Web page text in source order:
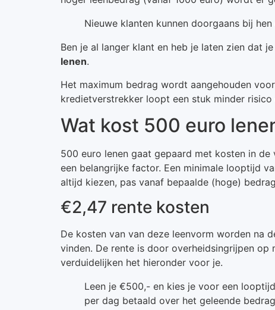
Nieuwe klanten kunnen doorgaans bij
Ben je al langer klant en heb je laten zien dat
lenen.
Het maximum bedrag wordt aangehouden
kredietverstrekker loopt een stuk minder
Wat kost 500 euro
500 euro lenen gaat gepaard met kosten in
een belangrijke factor. Een minimale looptijd
altijd kiezen, pas vanaf bepaalde (hoge)
€2,47 rente kosten
De kosten van van deze leenvorm worden na
vinden. De rente is door overheidsingrijpen
verduidelijken het hieronder voor je.
Leen je €500,- en kies je voor een
per dag betaald over het geleende